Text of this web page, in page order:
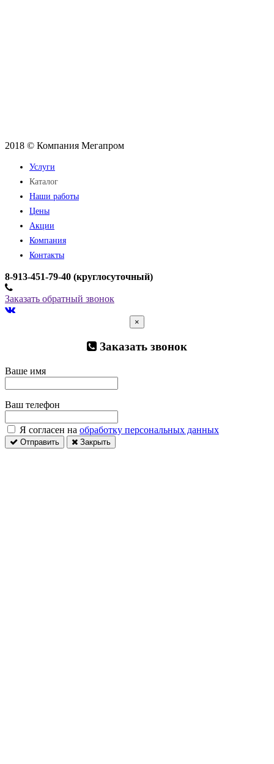
2018 © Компания Мегапром
Услуги
Каталог
Наши работы
Цены
Акции
Компания
Контакты
­8-913-451-79-40 (круглосуточный)
Заказать обратный звонок
×
Заказать звонок
Ваше имя
Ваш телефон
Я согласен на обработку персональных данных
Отправить Закрыть